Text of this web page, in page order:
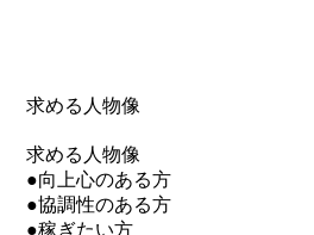
求める人物像
求める人物像
●向上心のある方
●協調性のある方
●稼ぎたい方